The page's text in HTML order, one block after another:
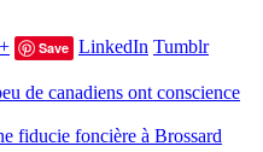
Save LinkedIn Tumblr
de canadiens ont conscience
fiducie foncière à Brossard